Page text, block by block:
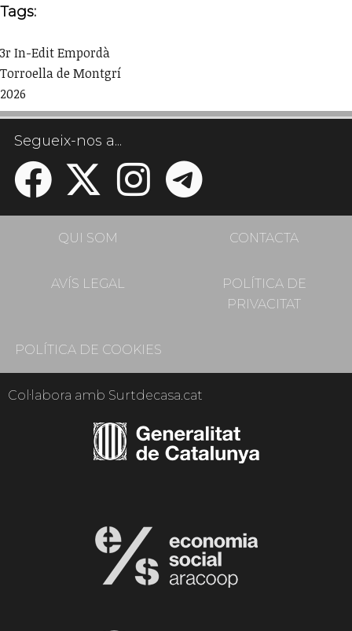
Tags:
3r In-Edit Empordà
Torroella de Montgrí
2026
Segueix-nos a...
QUI SOM CONTACTA
AVÍS LEGAL
POLÍTICA DE
PRIVACITAT
POLÍTICA DE COOKIES
Col·labora amb Surtdecasa.cat